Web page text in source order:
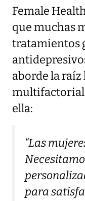
Female
que muchas
tratamientos
aborde la
multifactorial
ella:
“Las
para